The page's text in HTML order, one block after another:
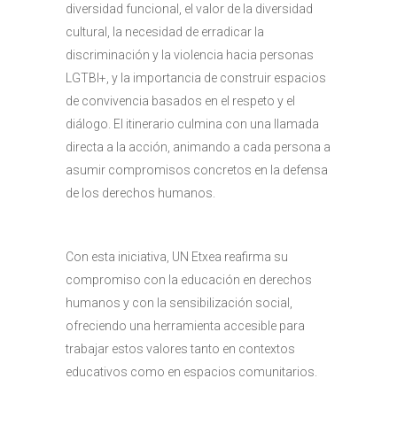
diversidad funcional, el valor de la diversidad
cultural, la necesidad de erradicar la
discriminación y la violencia hacia personas
LGTBI+, y la importancia de construir espacios
de convivencia basados en el respeto y el
diálogo. El itinerario culmina con una llamada
directa a la acción, animando a cada persona a
asumir compromisos concretos en la defensa
de los derechos humanos.
Con esta iniciativa, UN Etxea reafirma su
compromiso con la educación en derechos
humanos y con la sensibilización social,
ofreciendo una herramienta accesible para
trabajar estos valores tanto en contextos
educativos como en espacios comunitarios.